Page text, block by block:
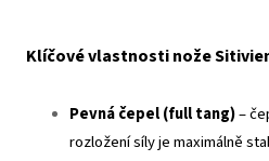
Klíčové vlastnosti nože
Pevná čepel (full tang)–
rozložení síly je maximálně